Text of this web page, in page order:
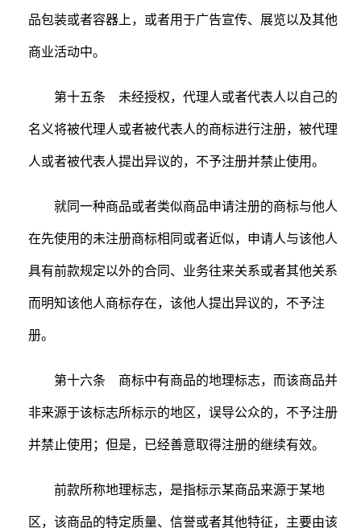
品包装或者容器上，或者用于广告宣传、展览以及其他
商业活动中。
第十五条 未经授权，代理人或者代表人以自己的
名义将被代理人或者被代表人的商标进行注册，被代理
人或者被代表人提出异议的，不予注册并禁止使用。
就同一种商品或者类似商品申请注册的商标与他人
在先使用的未注册商标相同或者近似，申请人与该他人
具有前款规定以外的合同、业务往来关系或者其他关系
而明知该他人商标存在，该他人提出异议的，不予注
册。
第十六条 商标中有商品的地理标志，而该商品并
非来源于该标志所标示的地区，误导公众的，不予注册
并禁止使用；但是，已经善意取得注册的继续有效。
前款所称地理标志，是指标示某商品来源于某地
区，该商品的特定质量、信誉或者其他特征，主要由该